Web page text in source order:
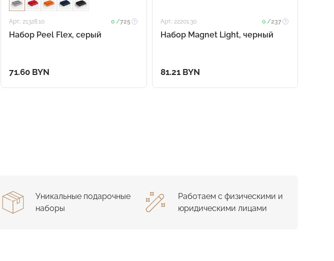
Арт.: 21328.10 0 /725
Набор Peel Flex, серый
71.60 BYN
Арт.: 22201.30 0 /237
Набор Magnet Light, черный
81.21 BYN
Уникальные подарочные
наборы
Работаем с физическими и
юридическими лицами